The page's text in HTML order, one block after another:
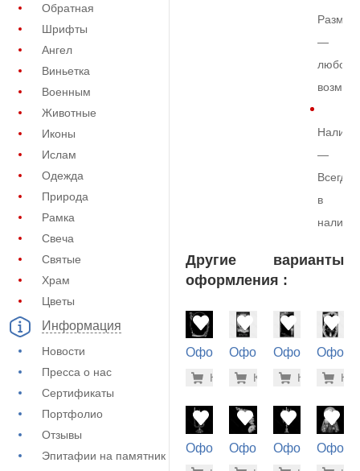
Обратная
Шрифты
Ангел
Виньетка
Военным
Животные
Иконы
Ислам
Одежда
Природа
Рамка
Свеча
Святые
Храм
Цветы
Информация
Новости
Пресса о нас
Сертификаты
Портфолио
Отзывы
Эпитафии на памятник
Размер
—
любой
—
Всегда
в
Другие варианты
оформления :
Оформление
(71-892)
-7% 900 руб.
Купить
Оформление
(72-226)
-7%
Купить
Оформление
(72-754)
-
Купить(72-
ОформлениеОформлениеОформление